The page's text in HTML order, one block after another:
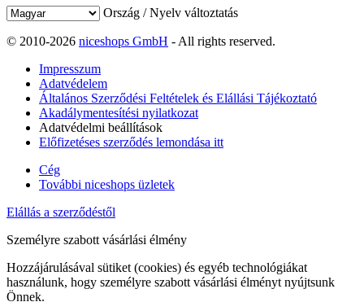
Ország / Nyelv változtatás
© 2010-2026 niceshops GmbH - All rights reserved.
Impresszum
Adatvédelem
Általános Szerződési Feltételek és Elállási Tájékoztató
Akadálymentesítési nyilatkozat
Adatvédelmi beállítások
Előfizetéses szerződés lemondása itt
Cég
További niceshops üzletek
Elállás a szerződéstől
Személyre szabott vásárlási élmény
Hozzájárulásával sütiket (cookies) és egyéb technológiákat
használunk, hogy személyre szabott vásárlási élményt nyújtsunk
Önnek.